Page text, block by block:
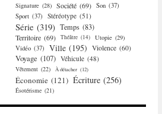
Signature (28) Société (69) Son (37)
Sport (37) Stéréotype (51)
Série (319) Temps (83)
Territoire (69) Théâtre (14) Utopie (29)
Vidéo (37) Ville (195) Violence (60)
Voyage (107) Véhicule (48)
Vêtement (22) À détacher (12)
Économie (121) Écriture (256)
Ésotérisme (21)